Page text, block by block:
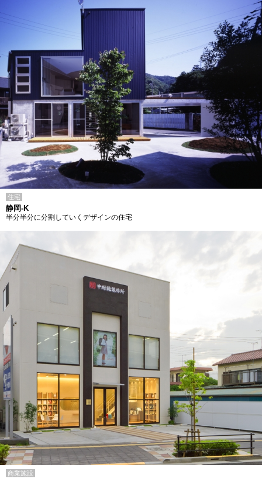
住宅
静岡-K
半分半分に分割していくデザインの住宅
商業施設